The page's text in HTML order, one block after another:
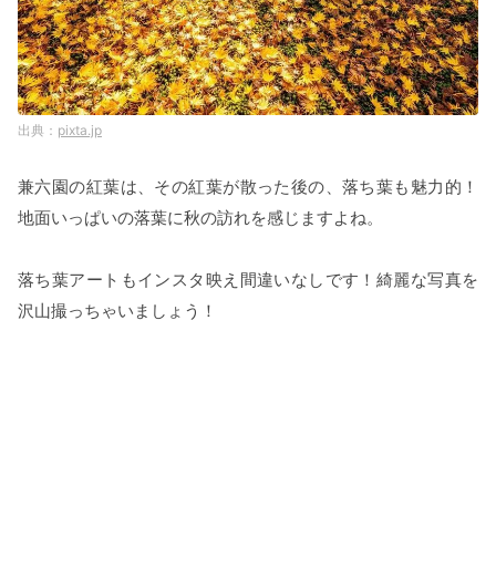
pixta.jp
兼六園の紅葉は、その紅葉が散った後の、落ち葉も魅力的！
地面いっぱいの落葉に秋の訪れを感じますよね。
落ち葉アートもインスタ映え間違いなしです！綺麗な写真を
沢山撮っちゃいましょう！